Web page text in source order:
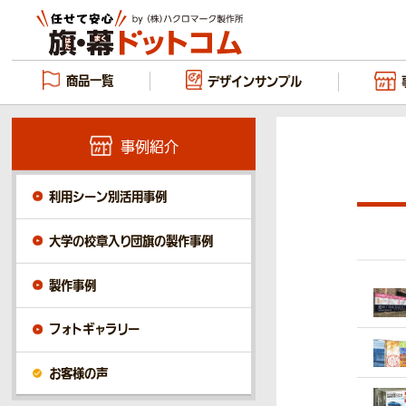
商品一覧 デザインサンプル
事例紹介
利用シーン別活用事例
大学の校章入り団旗の製作事例
製作事例
フォトギャラリー
お客様の声